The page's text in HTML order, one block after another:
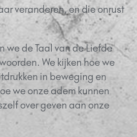
veranderen, en die onrust
we de Taal van de Liefde
We kijken hoe we
in beweging en
we onze adem kunnen
over geven aan onze